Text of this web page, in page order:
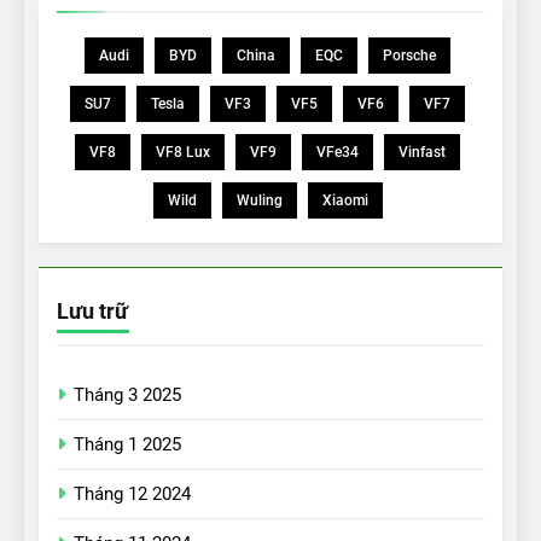
Audi BYD China EQC Porsche
SU7 Tesla VF3 VF5 VF6 VF7
VF8 VF8 Lux VF9 VFe34 Vinfast
Wild Wuling Xiaomi
Lưu trữ
Tháng 3 2025
Tháng 1 2025
Tháng 12 2024